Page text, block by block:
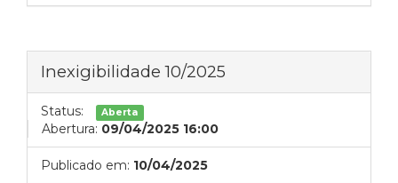
Inexigibilidade 10/2025
Status: Aberta
Abertura: 09/04/2025 16:00
Publicado em: 10/04/2025